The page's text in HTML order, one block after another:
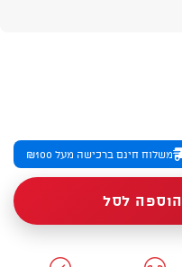
משלוח חינם ברכישה מעל ₪100
הוספה לסל